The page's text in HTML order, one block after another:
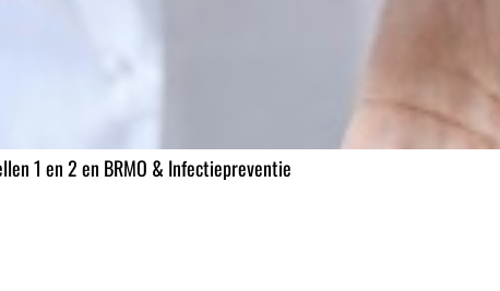
1 en 2 en BRMO & Infectiepreventie